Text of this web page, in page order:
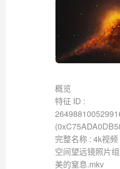
概览
特征 ID :
完整名称 : 4k视
空间望远镜照片
美的窒息.mkv